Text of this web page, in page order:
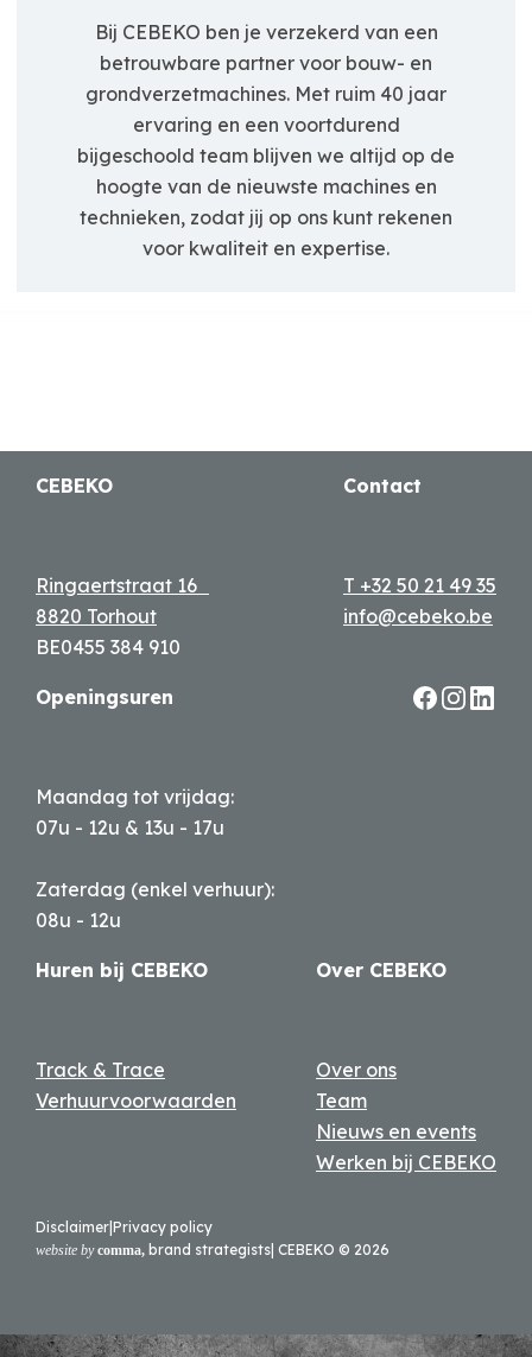
Bij CEBEKO ben je verzekerd van een
betrouwbare partner voor bouw- en
grondverzetmachines. Met ruim 40 jaar
ervaring en een voortdurend
bijgeschoold team blijven we altijd op de
hoogte van de nieuwste machines en
technieken, zodat jij op ons kunt rekenen
voor kwaliteit en expertise.
CEBEKO
Ringaertstraat 16
8820 Torhout
BE0455 384 910
Contact
T +32 50 21 49 35
info@cebeko.be
Openingsuren
Maandag tot vrijdag:
07u - 12u & 13u - 17u
Zaterdag (enkel verhuur):
08u - 12u
Huren bij CEBEKO
Track & Trace
Verhuurvoorwaarden
Over CEBEKO
Over ons
Team
Nieuws en events
Werken bij CEBEKO
Disclaimer Privacy policy
website by comma, brand strategists | CEBEKO © 2026